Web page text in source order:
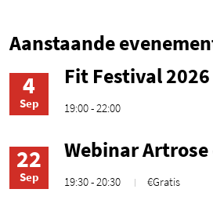
Aanstaande
4
Sep
Fit Festival 2026
19:00 - 22:00
22
Sep
Webinar Artrose
19:30 - 20:30 €Gratis